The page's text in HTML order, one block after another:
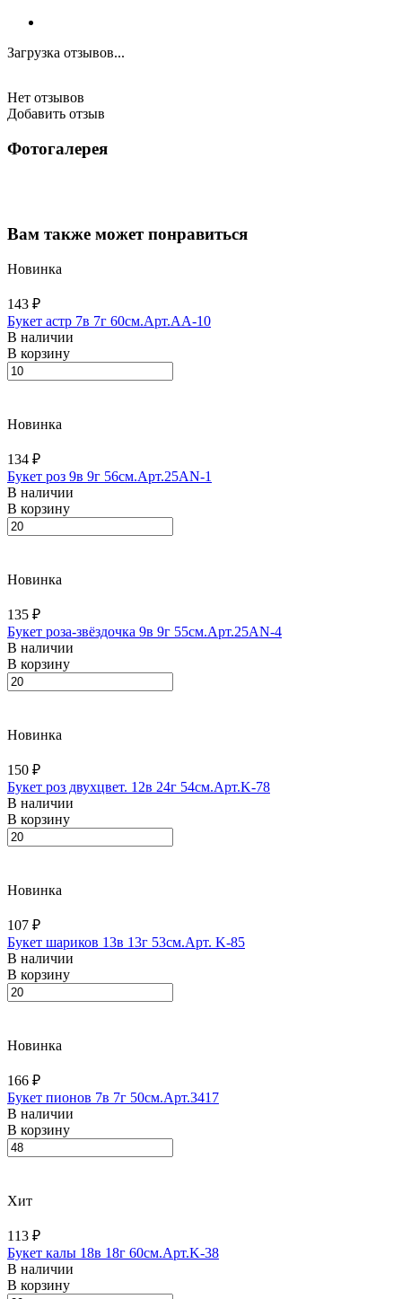
Загрузка отзывов...
Нет отзывов
Добавить отзыв
Фотогалерея
Вам также может понравиться
Новинка
143 ₽
Букет астр 7в 7г 60см.Арт.AA-10
В наличии
В корзину
Новинка
134 ₽
Букет роз 9в 9г 56см.Арт.25AN-1
В наличии
В корзину
Новинка
135 ₽
Букет роза-звёздочка 9в 9г 55см.Арт.25AN-4
В наличии
В корзину
Новинка
150 ₽
Букет роз двухцвет. 12в 24г 54см.Арт.K-78
В наличии
В корзину
Новинка
107 ₽
Букет шариков 13в 13г 53см.Арт. K-85
В наличии
В корзину
Новинка
166 ₽
Букет пионов 7в 7г 50см.Арт.3417
В наличии
В корзину
Хит
113 ₽
Букет калы 18в 18г 60см.Арт.K-38
В наличии
В корзину